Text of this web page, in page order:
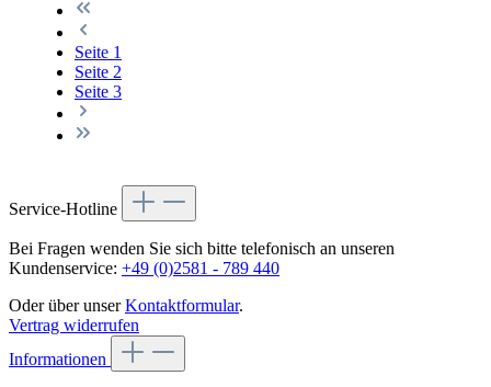
Seite 1
Seite 2
Seite 3
Service-Hotline
Bei Fragen wenden Sie sich bitte telefonisch an unseren
Kundenservice: +49 (0)2581 - 789 440
Oder über unserKontaktformular.
Vertrag widerrufen
Informationen